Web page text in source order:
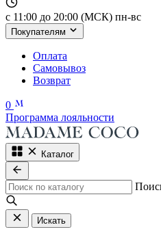
с 11:00 до 20:00 (МСК) пн-вс
Покупателям
Оплата
Самовывоз
Возврат
0
Программа лояльности
Каталог
Искать